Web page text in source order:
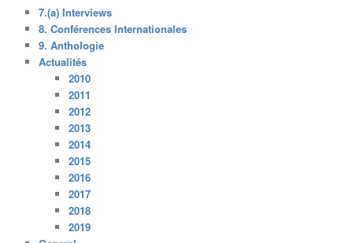
7.(a) Interviews
8. Conférences Internationales
9. Anthologie
Actualités
2010
2011
2012
2013
2014
2015
2016
2017
2018
2019